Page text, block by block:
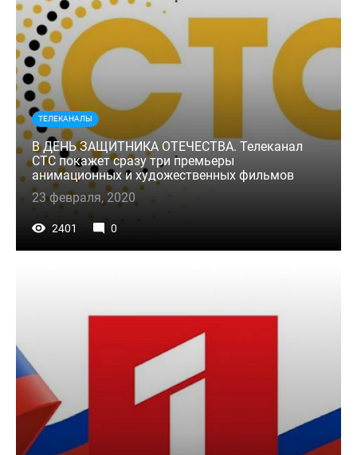
ТЕЛЕКАНАЛЫ
В ДЕНЬ ЗАЩИТНИКА ОТЕЧЕСТВА. Телеканал
СТС покажет сразу три премьеры
анимационных и художественных фильмов
23 февраля, 2020
2401 0